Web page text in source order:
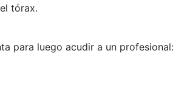
tórax.
para luego acudir a un profesional: